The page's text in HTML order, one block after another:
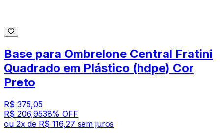
Base para Ombrelone Central Fratini
Quadrado em Plástico (hdpe) Cor
Preto
R$ 375,05
R$ 206,9538% OFF
ou 2x de R$ 116,27 sem juros